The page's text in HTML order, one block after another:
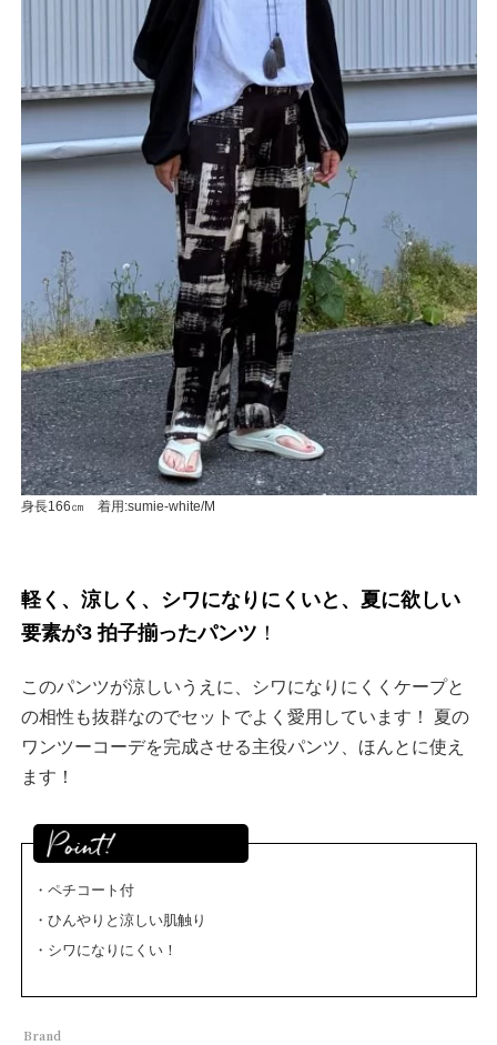
身長166㎝ 着用:sumie-white/M
軽く、涼しく、シワになりにくいと、夏に欲しい
要素が3 拍子揃ったパンツ ！
このパンツが涼しいうえに、シワになりにくくケープと
の相性も抜群なのでセットでよく愛用しています！
夏の
ワンツーコーデを完成させる主役パンツ、ほんとに使え
ます！
・ペチコート付
・ひんやりと涼しい肌触り
・シワになりにくい！
Brand